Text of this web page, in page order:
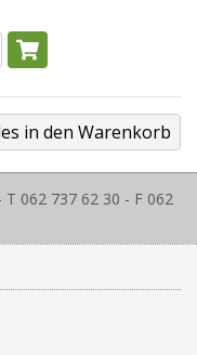
062 737 62 30 - F 062